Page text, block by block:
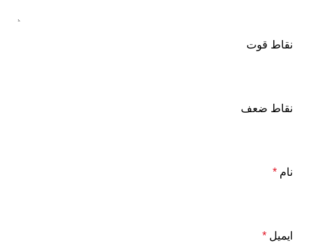
نقاط قوت
نقاط ضعف
نام *
ایمیل *